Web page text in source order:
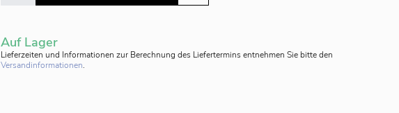
Auf Lager
Lieferzeiten und Informationen zur Berechnung des Liefertermins entnehmen Sie bitte den
Versandinformationen.